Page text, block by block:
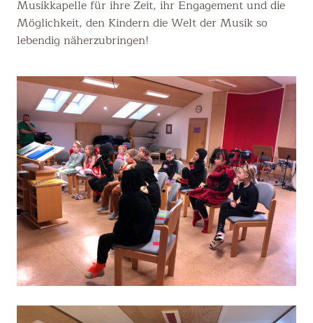
Musikkapelle für ihre Zeit, ihr Engagement und die
Möglichkeit, den Kindern die Welt der Musik so
lebendig näherzubringen!